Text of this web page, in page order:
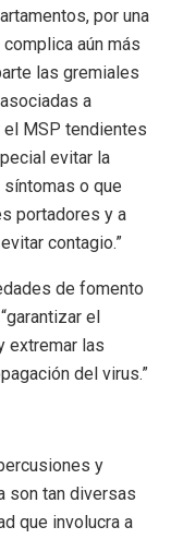
por una
aún más
las gremiales
a
el MSP tendientes
evitar la
o que
portadores y a
contagio.”
de fomento
el
extremar las
del virus.”
y
son tan diversas
que involucra a